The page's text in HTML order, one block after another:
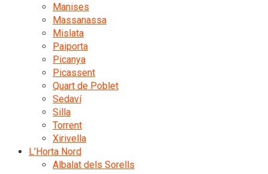
Manises
Massanassa
Mislata
Paiporta
Picanya
Picassent
Quart de Poblet
Sedaví
Silla
Torrent
Xirivella
L’Horta Nord
Albalat dels Sorells